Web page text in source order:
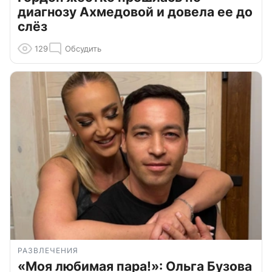
диагнозу Ахмедовой и довела ее до
слёз
129 Обсудить
РАЗВЛЕЧЕНИЯ
«Моя любимая пара!»: Ольга Бузова